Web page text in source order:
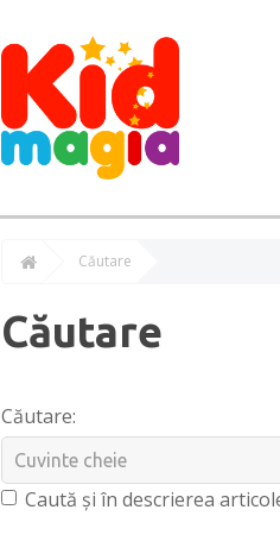
Căutare
Căutare
Căutare:
Caută și în descrierea